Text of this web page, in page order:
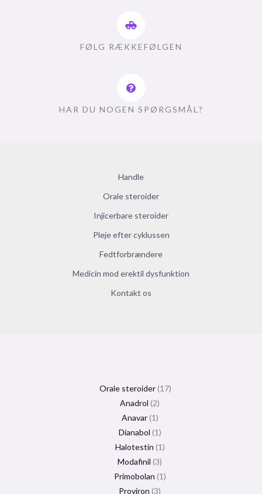
FØLG RÆKKEFØLGEN
HAR DU NOGEN SPØRGSMÅL?
Handle
Orale steroider
Injicerbare steroider
Pleje efter cyklussen
Fedtforbrændere
Medicin mod erektil dysfunktion
Kontakt os
Orale steroider 17
Anadrol 2
Anavar 1
Dianabol 1
Halotestin 1
Modafinil 3
Primobolan 1
Proviron 3